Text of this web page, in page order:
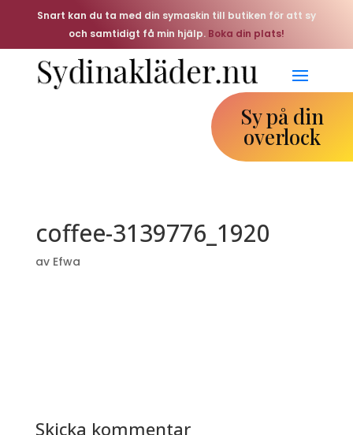
Snart kan du ta med din symaskin till butiken för att sy
och samtidigt få min hjälp. Boka din plats!
Sy på din
overlock
coffee-3139776_1920
av Efwa
Skicka kommentar